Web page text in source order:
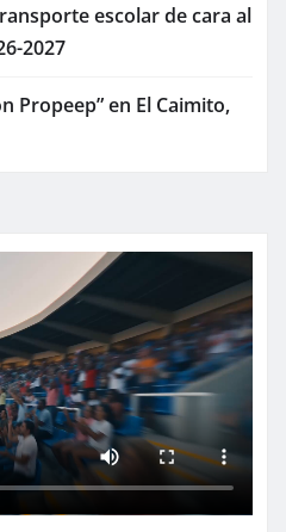
escolar de cara al
2027
Propeep” en El Caimito,